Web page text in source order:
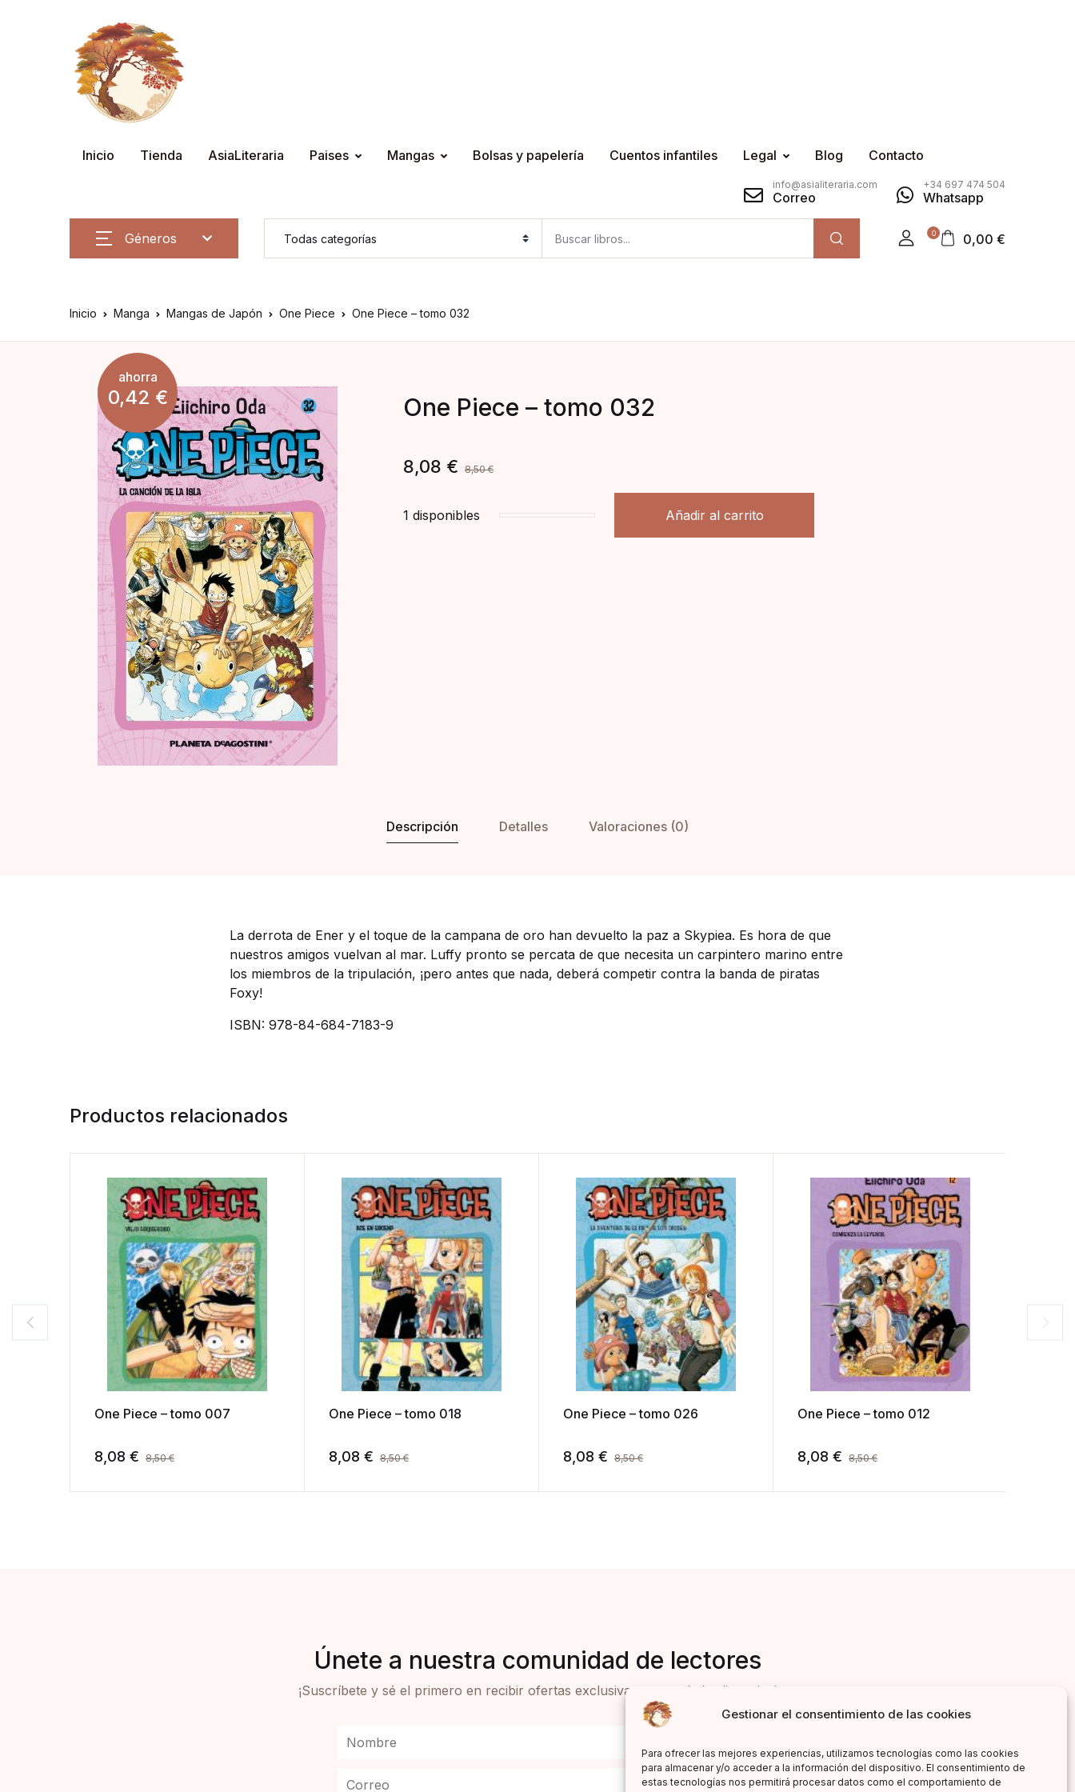
Gestionar el consentimiento de las cookies
Para ofrecer las mejores experiencias, utilizamos tecnologías como las cookies
para almacenar y/o acceder a la información del dispositivo. El consentimiento de
estas tecnologías nos permitirá procesar datos como el comportamiento de
Inicio Tienda AsiaLiteraria Paises Mangas Bolsas y papelería Cuentos infantiles Legal Blog Contacto
info@asialiteraria.com
Correo
+34 697 474 504
Whatsapp
Géneros 0 0,00 €
Inicio Manga Mangas de Japón One Piece One Piece – tomo 032
ahorra
0,42 € One Piece – tomo 032
8,08 € 8,50€
1 disponibles
One Piece - tomo 032 cantidad
Añadir al carrito
Descripción Detalles Valoraciones (0)
La derrota de Ener y el toque de la campana de oro han devuelto la paz a Skypiea. Es hora de que
nuestros amigos vuelvan al mar. Luffy pronto se percata de que necesita un carpintero marino entre
los miembros de la tripulación, ¡pero antes que nada, deberá competir contra la banda de piratas
Foxy!
ISBN: 978-84-684-7183-9
Productos relacionados
One Piece – tomo 007
8,08 € 8,50€
One Piece – tomo 018
8,08 € 8,50€
One Piece – tomo 026
8,08 € 8,50€
One Piece – tomo 012
8,08 € 8,50€
Únete a nuestra comunidad de lectores
¡Suscríbete y sé el primero en recibir ofertas exclusivas y novedades literarias!